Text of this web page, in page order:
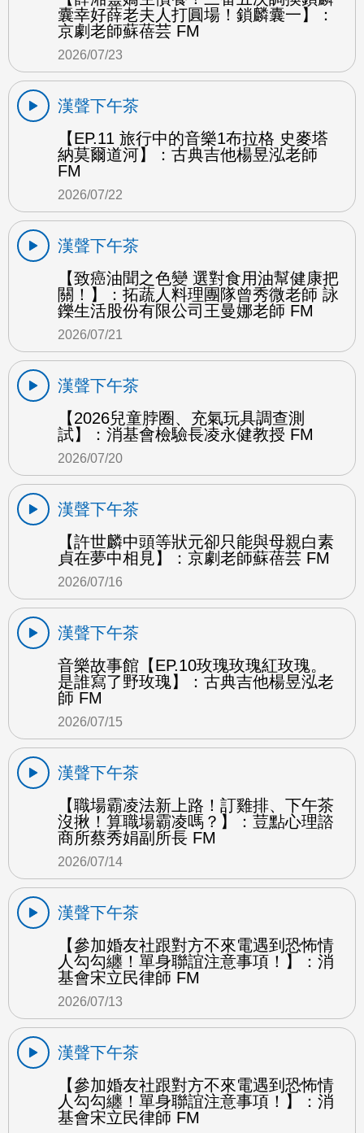
囊幸好薛老夫人打圓場！鎖麟囊一】：
京劇老師蘇蓓芸 FM
2026/07/23
漢聲下午茶
【EP.11 旅行中的音樂1布拉格 史麥塔
納莫爾道河】：古典吉他楊昱泓老師
FM
2026/07/22
漢聲下午茶
【致癌油聞之色變 選對食用油幫健康把
關！】：拓蔬人料理團隊曾秀微老師 詠
鑠生活股份有限公司王曼娜老師 FM
2026/07/21
漢聲下午茶
【2026兒童脖圈、充氣玩具調查測
試】：消基會檢驗長凌永健教授 FM
2026/07/20
漢聲下午茶
【許世麟中頭等狀元卻只能與母親白素
貞在夢中相見】：京劇老師蘇蓓芸 FM
2026/07/16
漢聲下午茶
音樂故事館【EP.10玫瑰玫瑰紅玫瑰。
是誰寫了野玫瑰】：古典吉他楊昱泓老
師 FM
2026/07/15
漢聲下午茶
【職場霸凌法新上路！訂雞排、下午茶
沒揪！算職場霸凌嗎？】：荳點心理諮
商所蔡秀娟副所長 FM
2026/07/14
漢聲下午茶
【參加婚友社跟對方不來電遇到恐怖情
人勾勾纏！單身聯誼注意事項！】：消
基會宋立民律師 FM
2026/07/13
漢聲下午茶
【參加婚友社跟對方不來電遇到恐怖情
人勾勾纏！單身聯誼注意事項！】：消
基會宋立民律師 FM